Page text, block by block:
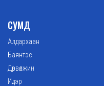
СУМД
Алдархаан
Баянтэс
Дөрвөлжин
Идэр